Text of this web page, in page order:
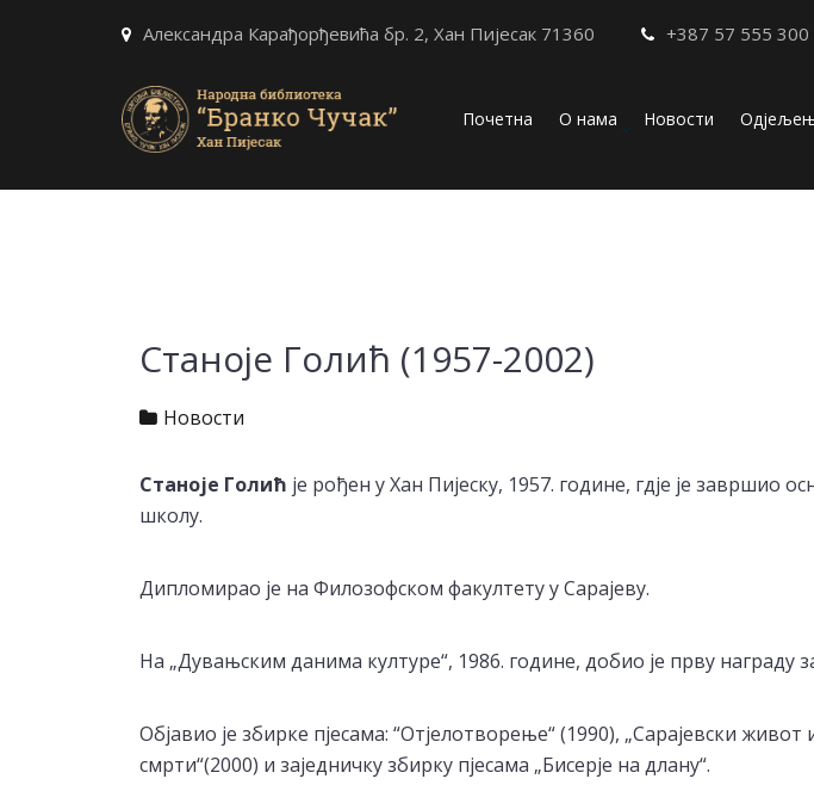
Александра Карађорђевића бр. 2, Хан Пијесак 71360 +387 57 555 300
Почетна О нама Новости
Станоје Голић (1957-2002)
Новости
Станоје Голић је рођен у Хан Пијеску, 1957. године, гдје је завршио
школу.
Дипломирао је на Филозофском факултету у Сарајеву.
На „Дувањским данима културе“, 1986. године, добио је прву награду
Објавио је збирке пјесама: “Отјелотворење“ (1990), „Сарајевски живот
смрти“(2000) и заједничку збирку пјесама „Бисерје на длану“.